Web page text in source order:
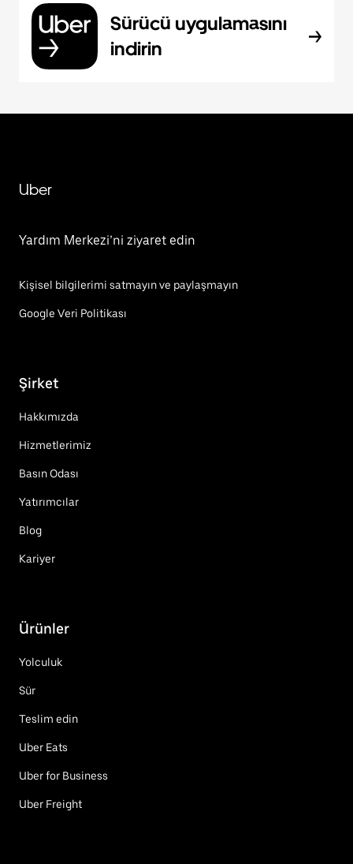
Sürücü uygulamasını
indirin
Uber
Yardım Merkezi’ni ziyaret edin
Kişisel bilgilerimi satmayın ve paylaşmayın
Google Veri Politikası
Şirket
Hakkımızda
Hizmetlerimiz
Basın Odası
Yatırımcılar
Blog
Kariyer
Ürünler
Yolculuk
Sür
Teslim edin
Uber Eats
Uber for Business
Uber Freight